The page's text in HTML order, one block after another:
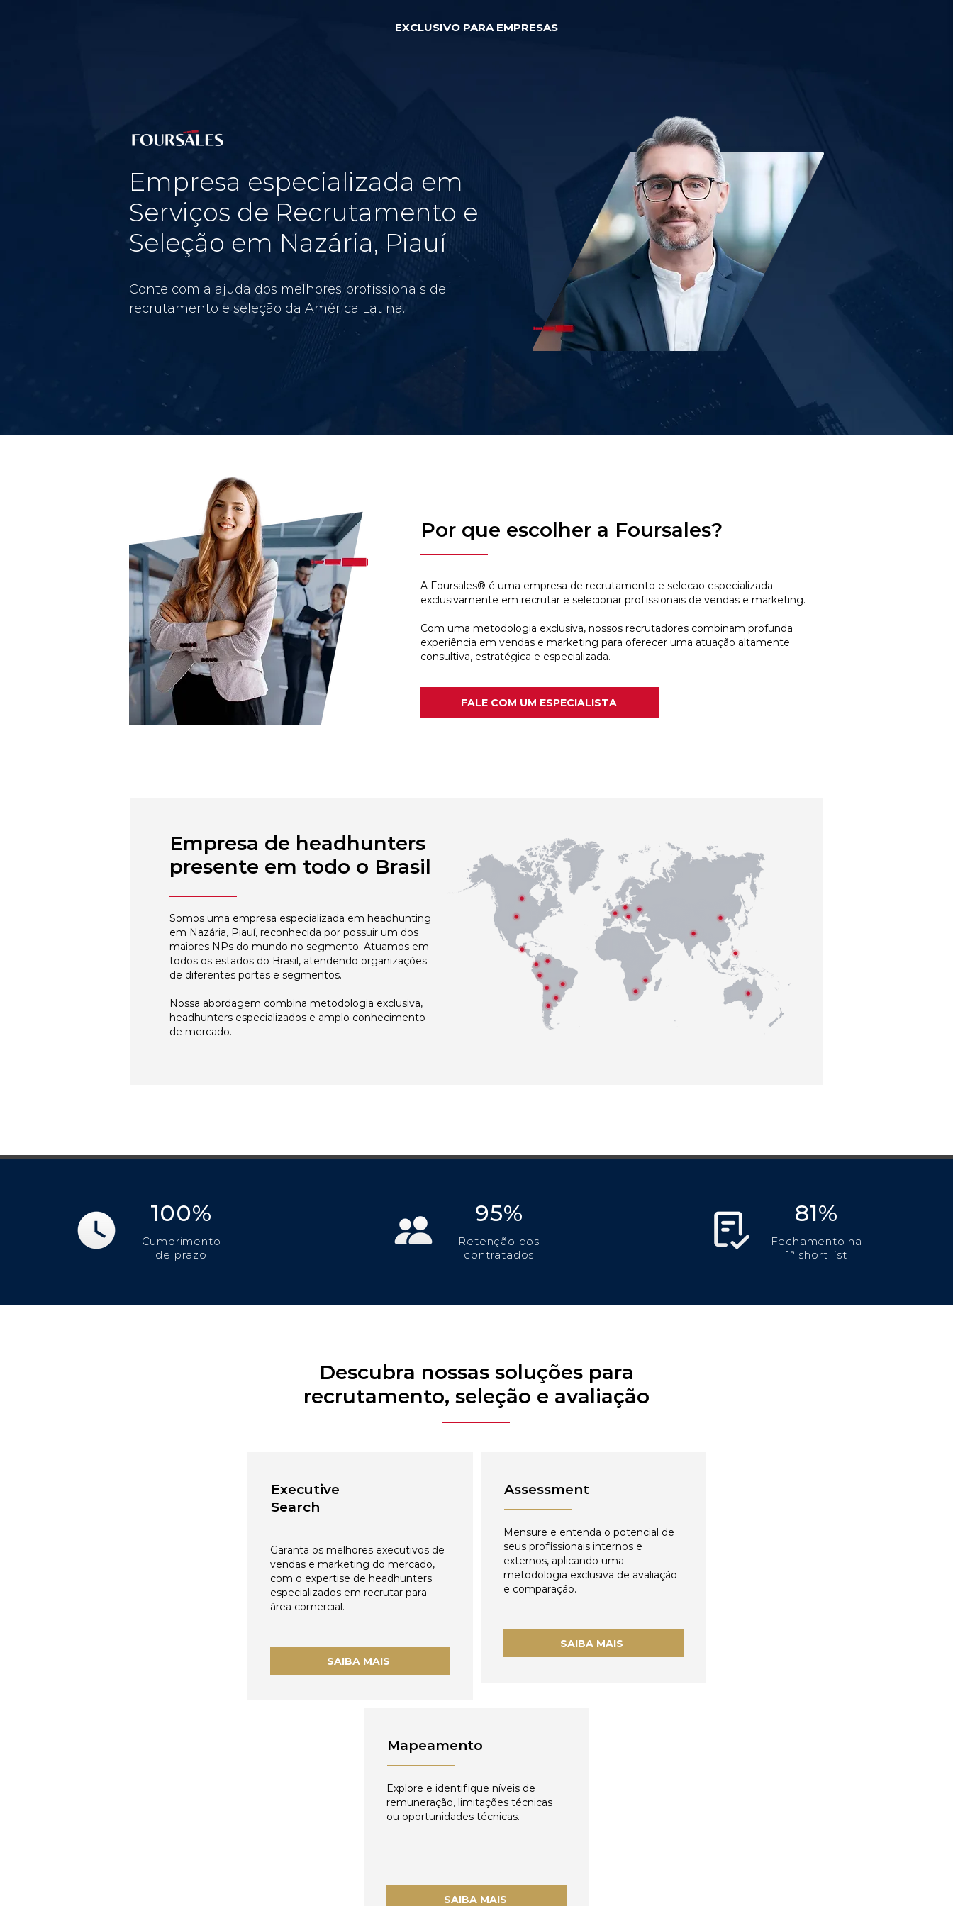
EXCLUSIVO PARA EMPRESAS
Empresa especializada em
Serviços de Recrutamento e
Seleção em Nazária, Piauí
Conte com a ajuda dos melhores profissionais de
recrutamento e seleção da América Latina.
Por que escolher a Foursales?
A Foursales® é uma empresa de recrutamento e selecao especializada
exclusivamente em recrutar e selecionar profissionais de vendas e marketing.
Com uma metodologia exclusiva, nossos recrutadores combinam profunda
experiência em vendas e marketing para oferecer uma atuação altamente
consultiva, estratégica e especializada.
FALE COM UM ESPECIALISTA
Empresa de headhunters
presente em todo o Brasil
Somos uma empresa especializada em headhunting
em Nazária, Piauí, reconhecida por possuir um dos
maiores NPs do mundo no segmento. Atuamos em
todos os estados do Brasil, atendendo organizações
de diferentes portes e segmentos.
Nossa abordagem combina metodologia exclusiva,
headhunters especializados e amplo conhecimento
de mercado.
100%
Cumprimento
de prazo
95%
Retenção dos
contratados
81%
Fechamento na
1ª short list
Descubra nossas soluções para
recrutamento, seleção e avaliação
Executive
Search
Garanta os melhores executivos de
vendas e marketing do mercado,
com o expertise de headhunters
especializados em recrutar para
área comercial.
SAIBA MAIS
Assessment
Mensure e entenda o potencial de
seus profissionais internos e
externos, aplicando uma
metodologia exclusiva de avaliação
e comparação.
SAIBA MAIS
Mapeamento
Explore e identifique níveis de
remuneração, limitações técnicas
ou oportunidades técnicas.
SAIBA MAIS